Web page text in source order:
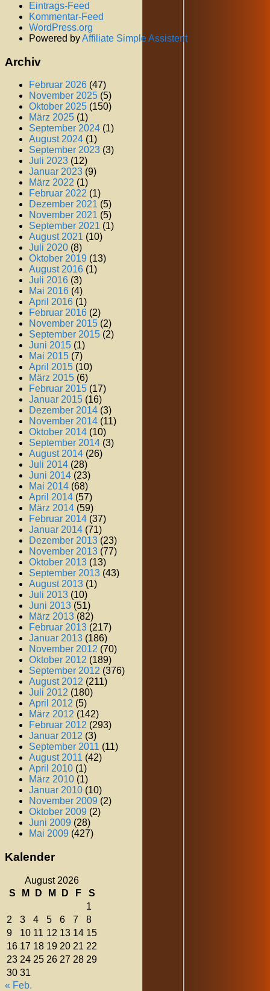
Eintrags-Feed
Kommentar-Feed
WordPress.org
Powered byAffiliate Simple Assistent
Archiv
Februar 2026 (47)
November 2025 (5)
Oktober 2025 (150)
März 2025 (1)
September 2024 (1)
August 2024 (1)
September 2023 (3)
Juli 2023 (12)
Januar 2023 (9)
März 2022 (1)
Februar 2022 (1)
Dezember 2021 (5)
November 2021 (5)
September 2021 (1)
August 2021 (10)
Juli 2020 (8)
Oktober 2019 (13)
August 2016 (1)
Juli 2016 (3)
Mai 2016 (4)
April 2016 (1)
Februar 2016 (2)
November 2015 (2)
September 2015 (2)
Juni 2015 (1)
Mai 2015 (7)
April 2015 (10)
März 2015 (6)
Februar 2015 (17)
Januar 2015 (16)
Dezember 2014 (3)
November 2014 (11)
Oktober 2014 (10)
September 2014 (3)
August 2014 (26)
Juli 2014 (28)
Juni 2014 (23)
Mai 2014 (68)
April 2014 (57)
März 2014 (59)
Februar 2014 (37)
Januar 2014 (71)
Dezember 2013 (23)
November 2013 (77)
Oktober 2013 (13)
September 2013 (43)
August 2013 (1)
Juli 2013 (10)
Juni 2013 (51)
März 2013 (82)
Februar 2013 (217)
Januar 2013 (186)
November 2012 (70)
Oktober 2012 (189)
September 2012 (376)
August 2012 (211)
Juli 2012 (180)
April 2012 (5)
März 2012 (142)
Februar 2012 (293)
Januar 2012 (3)
September 2011 (11)
August 2011 (42)
April 2010 (1)
März 2010 (1)
Januar 2010 (10)
November 2009 (2)
Oktober 2009 (2)
Juni 2009 (28)
Mai 2009 (427)
Kalender
August 2026
S
M D M D F
S
1
2
3 4 5 6 7
8
9
10 11 12 13 14 15
16 17 18 19 20 21 22
23 24 25 26 27 28 29
30 31
« Feb.